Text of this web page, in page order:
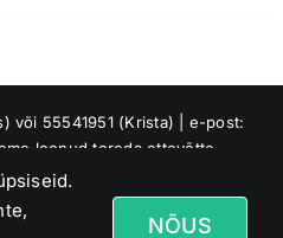
või 55541951 (Krista) | e-post:
loonud toreda ettevõtte
perekonna nimest Jõesaar :)
külas, Jõgeva vallas
NÕUS